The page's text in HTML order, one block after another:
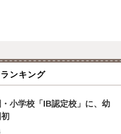
ンキング
小学校「IB認定校」に、幼